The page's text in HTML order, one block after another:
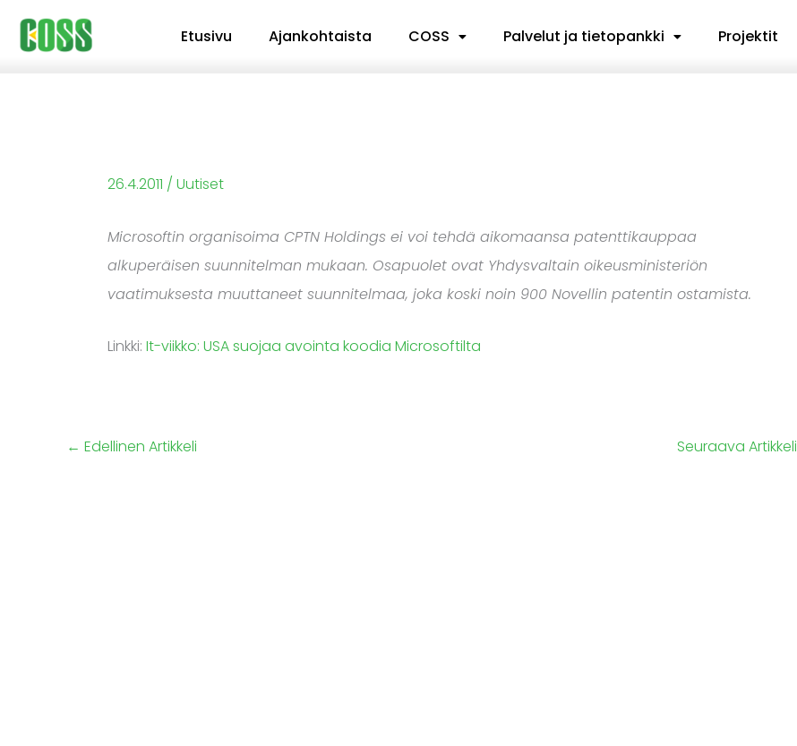
Siirry
sisältöön
Etusivu Ajankohtaista COSS Palvelut ja tietopankki Projektit
26.4.2011 / Uutiset
Microsoftin organisoima CPTN Holdings ei voi tehdä aikomaansa patenttikauppaa
alkuperäisen suunnitelman mukaan. Osapuolet ovat Yhdysvaltain oikeusministeriön
vaatimuksesta muuttaneet suunnitelmaa, joka koski noin 900 Novellin patentin ostamista.
Linkki: It-viikko: USA suojaa avointa koodia Microsoftilta
← Edellinen Artikkeli Seuraava Artikkeli